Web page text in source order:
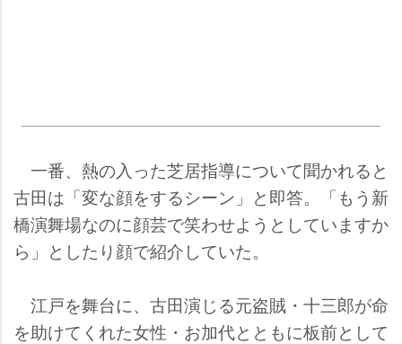
一番、熱の入った芝居指導について聞かれると
古田は「変な顔をするシーン」と即答。「もう新
橋演舞場なのに顔芸で笑わせようとしていますか
ら」としたり顔で紹介していた。
江戸を舞台に、古田演じる元盗賊・十三郎が命
を助けてくれた女性・お加代とともに板前として